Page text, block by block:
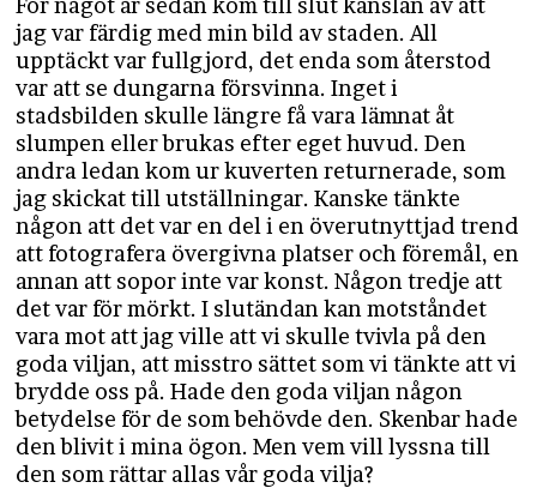
För något år sedan kom till slut känslan av att
jag var färdig med min bild av staden. All
upptäckt var fullgjord, det enda som återstod
var att se dungarna försvinna. Inget i
stadsbilden skulle längre få vara lämnat åt
slumpen eller brukas efter eget huvud. Den
andra ledan kom ur kuverten returnerade, som
jag skickat till utställningar. Kanske tänkte
någon att det var en del i en överutnyttjad trend
att fotografera övergivna platser och föremål, en
annan att sopor inte var konst. Någon tredje att
det var för mörkt. I slutändan kan motståndet
vara mot att jag ville att vi skulle tvivla på den
goda viljan, att misstro sättet som vi tänkte att vi
brydde oss på. Hade den goda viljan någon
betydelse för de som behövde den. Skenbar hade
den blivit i mina ögon. Men vem vill lyssna till
den som rättar allas vår goda vilja?